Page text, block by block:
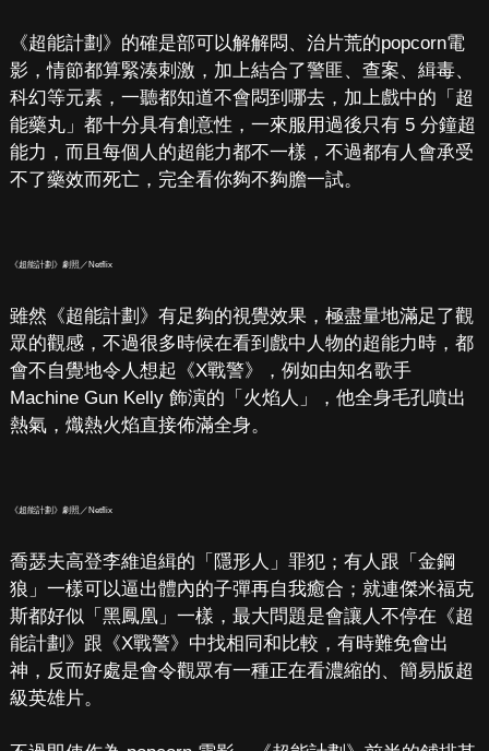
《超能計劃》的確是部可以解解悶、治片荒的popcorn電
影，情節都算緊湊刺激，加上結合了警匪、查案、緝毒、
科幻等元素，一聽都知道不會悶到哪去，加上戲中的「超
能藥丸」都十分具有創意性，一來服用過後只有 5 分鐘超
能力，而且每個人的超能力都不一樣，不過都有人會承受
不了藥效而死亡，完全看你夠不夠膽一試。
《超能計劃》劇照／Netflix
雖然《超能計劃》有足夠的視覺效果，極盡量地滿足了觀
眾的觀感，不過很多時候在看到戲中人物的超能力時，都
會不自覺地令人想起《X戰警》，例如由知名歌手
Machine Gun Kelly 飾演的「火焰人」，他全身毛孔噴出
熱氣，熾熱火焰直接佈滿全身。
《超能計劃》劇照／Netflix
喬瑟夫高登李維追緝的「隱形人」罪犯；有人跟「金鋼
狼」一樣可以逼出體內的子彈再自我癒合；就連傑米福克
斯都好似「黑鳳凰」一樣，最大問題是會讓人不停在《超
能計劃》跟《X戰警》中找相同和比較，有時難免會出
神，反而好處是會令觀眾有一種正在看濃縮的、簡易版超
級英雄片。